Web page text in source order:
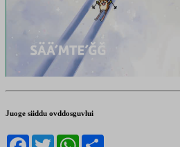
Juoge siiddu ovddosguvlui
Facebook
TwitterWhatsApp